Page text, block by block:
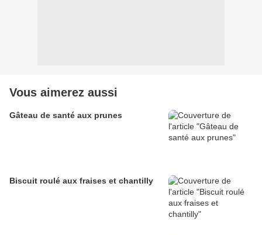
Vous aimerez aussi
Gâteau de santé aux prunes
Biscuit roulé aux fraises et chantilly